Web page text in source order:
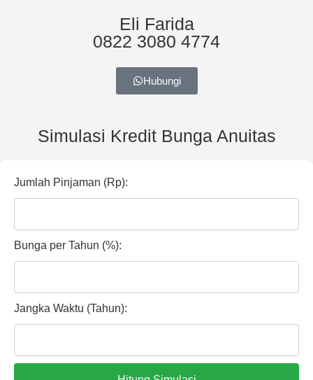
Eli Farida
0822 3080 4774
Hubungi
Simulasi Kredit Bunga Anuitas
Jumlah Pinjaman (Rp):
Bunga per Tahun (%):
Jangka Waktu (Tahun):